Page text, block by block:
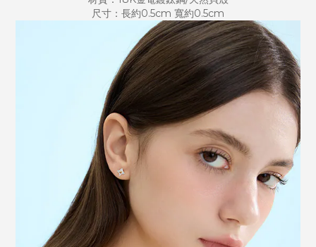
尺寸：長約0.5cm 寬約0.5cm